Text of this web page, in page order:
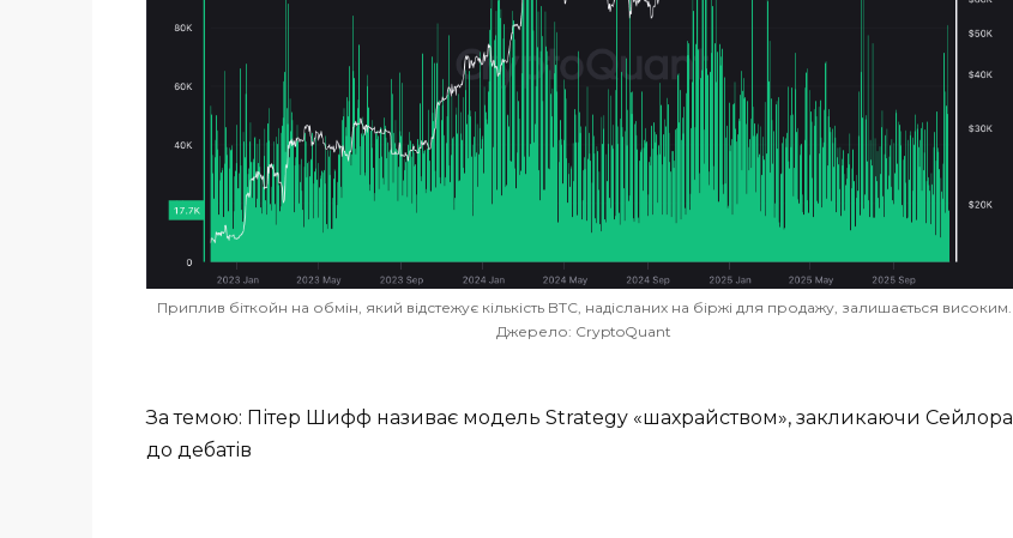
Приплив біткойн на обмін, який відстежує кількість BTC, надісланих на біржі для продажу, залишається високим.
Джерело: CryptoQuant
За темою: Пітер Шифф називає модель Strategy «шахрайством», закликаючи Сейлора
до дебатів